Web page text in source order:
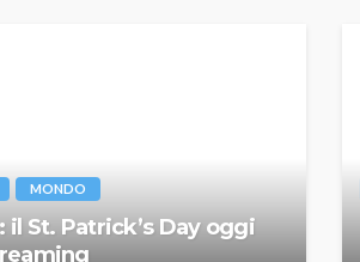
MONDO
il St. Patrick’s Day oggi